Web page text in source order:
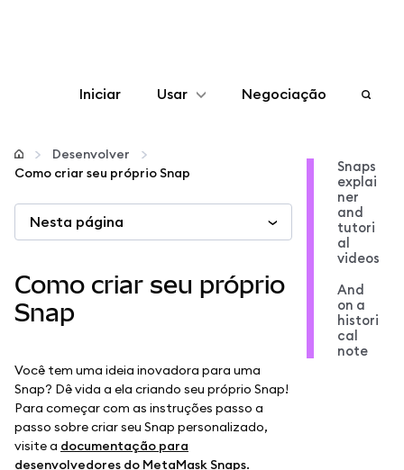
Iniciar Usar
Configurar
Mais web3
Fique em segurança
Negociação
Desenvolver
Como criar seu próprio Snap
Nesta página
Como criar seu próprio
Snap
Você tem uma ideia inovadora para uma
Snap? Dê vida a ela criando seu próprio Snap!
Para começar com as instruções passo a
passo sobre criar seu Snap personalizado,
visite a documentação para
desenvolvedores do MetaMask Snaps.
Snaps
explai
ner
and
tutori
al
videos
And
on a
histori
cal
note